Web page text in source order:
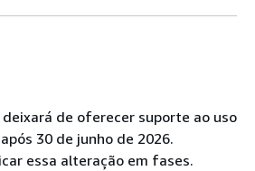
de oferecer suporte ao uso
30 de junho de 2026.
essa alteração em fases.